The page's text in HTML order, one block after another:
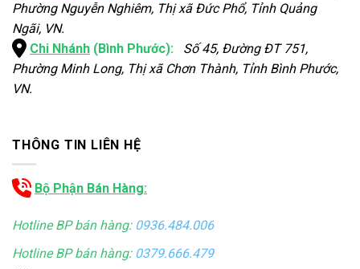
Phường Nguyễn Nghiêm, Thị xã Đức Phổ, Tỉnh Quảng
Ngãi, VN.
Chi Nhánh (Bình Phước): Số 45, Đường ĐT 751,
Phường Minh Long, Thị xã Chơn Thành, Tỉnh Bình Phước,
VN.
THÔNG TIN LIÊN HỆ
Bộ Phận Bán Hàng:
Hotline BP bán hàng: 0936.484.006
Hotline BP bán hàng: 0379.666.479